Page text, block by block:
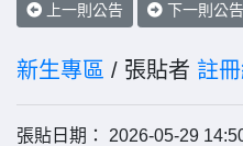
上一則公告 下一則公告
新生專區 / 張貼者 註
張貼日期： 2026-05-29